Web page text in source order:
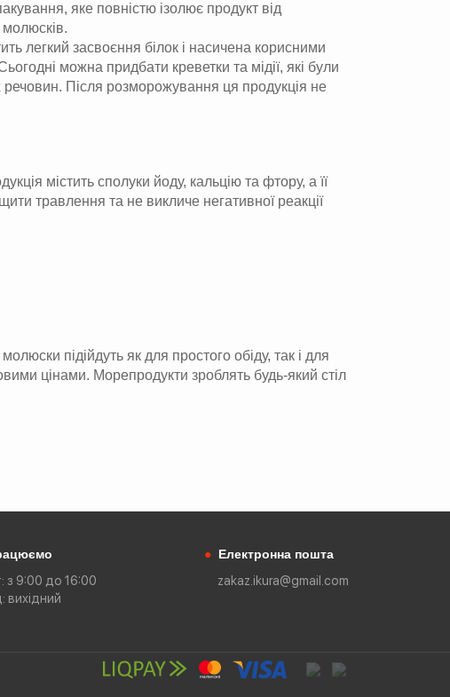
яке повністю ізолює продукт від
легкий засвоєння білок і насичена корисними
можна придбати креветки та мідії, які були
речовин. Після розморожування ця продукція не
містить сполуки йоду, кальцію та фтору, а її
травлення та не викличе негативної реакції
підійдуть як для простого обіду, так і для
цінами. Морепродукти зроблять будь-який стіл
з 9:00 до 16:00
вихідний
● Електронна пошта
zakaz.ikura@gmail.com